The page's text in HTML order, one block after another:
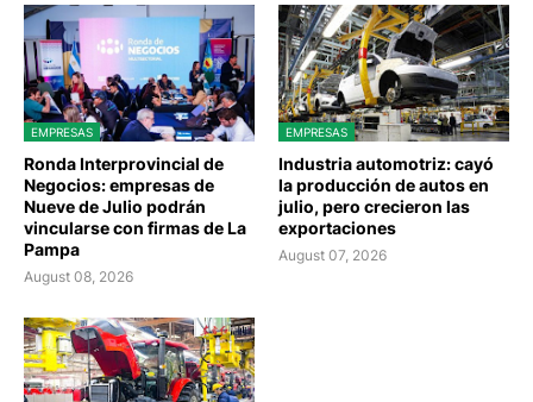
EMPRESAS
Ronda Interprovincial de
Negocios: empresas de
Nueve de Julio podrán
vincularse con firmas de La
Pampa
August 08, 2026
EMPRESAS
Industria automotriz: cayó
la producción de autos en
julio, pero crecieron las
exportaciones
August 07, 2026